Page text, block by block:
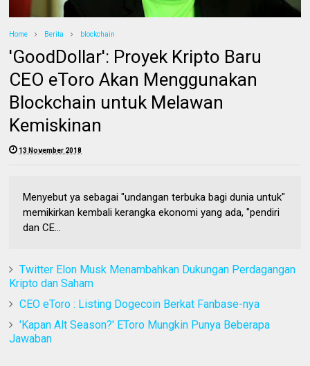
Home Berita blockchain
'GoodDollar': Proyek Kripto Baru
CEO eToro Akan Menggunakan
Blockchain untuk Melawan
Kemiskinan
13 November 2018
Menyebut ya sebagai "undangan terbuka bagi dunia untuk"
memikirkan kembali kerangka ekonomi yang ada, "pendiri
dan CE...
Twitter Elon Musk Menambahkan Dukungan Perdagangan
Kripto dan Saham
CEO eToro : Listing Dogecoin Berkat Fanbase-nya
'Kapan Alt Season?' EToro Mungkin Punya Beberapa
Jawaban